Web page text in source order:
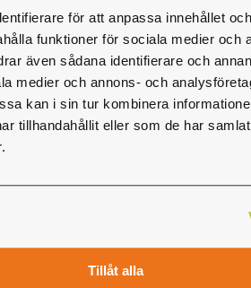
för att anpassa innehållet
funktioner för sociala medier och
även sådana identifierare och
medier och annons- och
kan i sin tur kombinera
tillhandahållit eller som de har
Tillåt alla